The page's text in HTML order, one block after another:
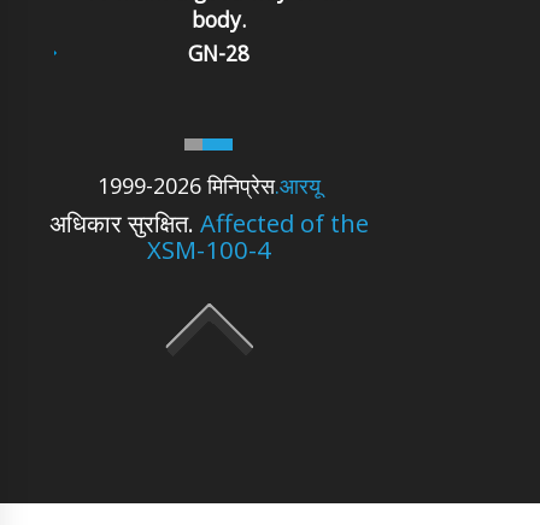
1999-2026 मिनिप्रेस.आरयू
अधिकार सुरक्षित. Affected of the
XSM-100-4
body.
GN-28